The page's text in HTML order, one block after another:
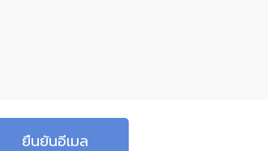
ยืนยันอีเมล